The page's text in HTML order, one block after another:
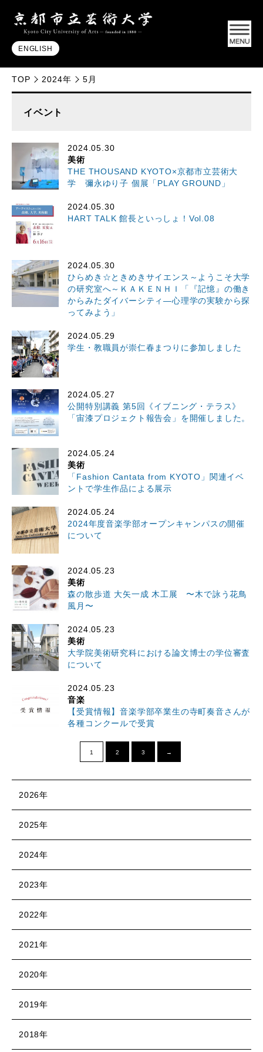
ENGLISH
TOP 2024年 5月
イベント
2024.05.30
美術
THE THOUSAND KYOTO×京都市立芸術大
学 彌永ゆり子 個展「PLAY GROUND」
2024.05.30
HART TALK 館長といっしょ！Vol.08
2024.05.30
ひらめき☆ときめきサイエンス～ようこそ大学
の研究室へ～ＫＡＫＥＮＨＩ「『記憶』の働き
からみたダイバーシティ―心理学の実験から探
ってみよう」
2024.05.29
学生・教職員が崇仁春まつりに参加しました
2024.05.27
公開特別講義 第5回《イブニング・テラス》
「宙漆プロジェクト報告会」を開催しました。
2024.05.24
美術
「Fashion Cantata from KYOTO」関連イベ
ントで学生作品による展示
2024.05.24
2024年度音楽学部オープンキャンパスの開催
について
2024.05.23
美術
森の散歩道 大矢一成 木工展 〜木で詠う花鳥
風月〜
2024.05.23
美術
大学院美術研究科における論文博士の学位審査
について
2024.05.23
音楽
【受賞情報】音楽学部卒業生の寺町奏音さんが
各種コンクールで受賞
1 2 3 →
2026年
2025年
2024年
2023年
2022年
2021年
2020年
2019年
2018年